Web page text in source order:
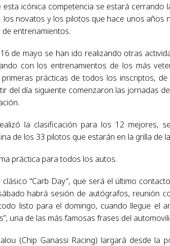
esta icónica competencia se estará cerrando
los novatos y los pilotos que hace unos años
entrenamientos.
de mayo se han ido realizando otras
con los entrenamientos de los más
prácticas de todos los inscriptos,
del día siguiente comenzaron las jornadas
la clasificación para los 12 mejores,
de los 33 pilotos que estarán en la grilla de
práctica para todos los autos.
clásico “Carb Day”, que será el último
habrá sesión de autógrafos, reunión
listo para el domingo, cuando llegue el
una de las más famosas frases del
(Chip Ganassi Racing) largará desde